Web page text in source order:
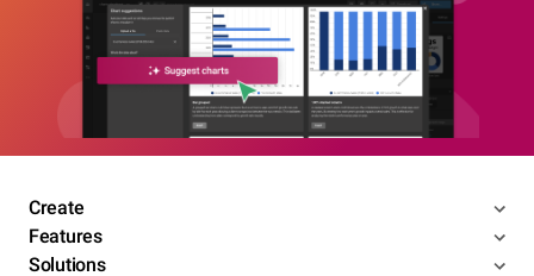
Create
Features
Solutions